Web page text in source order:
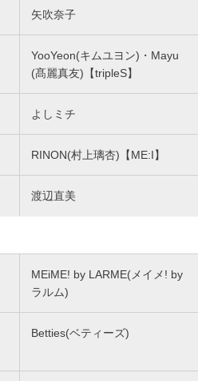
矢吹奈子
YooYeon(キムユヨン)・Mayu
(髙麗真友)【tripleS】
よしミチ
RINON(村上璃杏)【ME:I】
渡辺直美
MEiME! by LARME(メイメ! by
ラルム)
Betties(ベティーズ)